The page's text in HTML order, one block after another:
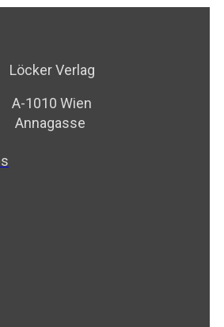
Löcker Verlag
A-1010 Wien
Annagasse